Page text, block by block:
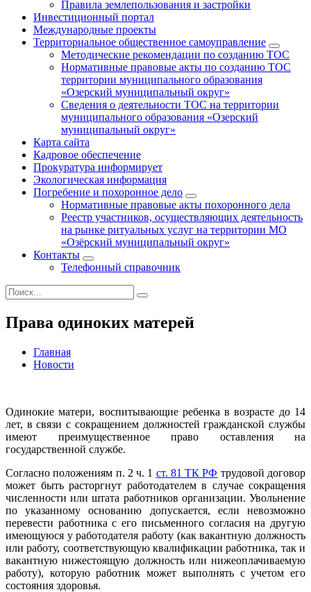
Правила землепользования и застройки
Инвестиционный портал
Международные проекты
Территориальное общественное самоуправление
Методические рекомендации по созданию ТОС
Нормативные правовые акты по созданию ТОС
территории муниципального образования
«Озерский муниципальный округ»
Сведения о деятельности ТОС на территории
муниципального образования «Озерский
муниципальный округ»
Карта сайта
Кадровое обеспечение
Прокуратура информирует
Экологическая информация
Погребение и похоронное дело
Нормативные правовые акты похоронного дела
Реестр участников, осуществляющих деятельность
на рынке ритуальных услуг на территории МО
«Озёрский муниципальный округ»
Контакты
Телефонный справочник
Права одиноких матерей
Главная
Новости
Одинокие матери, воспитывающие ребенка в возрасте до 14
лет, в связи с сокращением должностей гражданской службы
имеют преимущественное право оставления на
государственной службе.
Согласно положениям п. 2 ч. 1 ст. 81 ТК РФ трудовой договор
может быть расторгнут работодателем в случае сокращения
численности или штата работников организации. Увольнение
по указанному основанию допускается, если невозможно
перевести работника с его письменного согласия на другую
имеющуюся у работодателя работу (как вакантную должность
или работу, соответствующую квалификации работника, так и
вакантную нижестоящую должность или нижеоплачиваемую
работу), которую работник может выполнять с учетом его
состояния здоровья.